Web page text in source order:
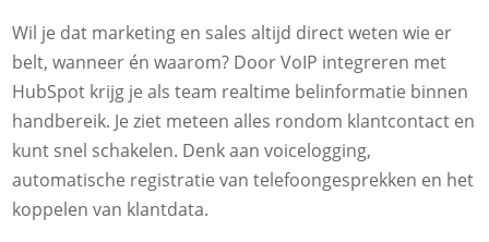
Wil je dat marketing en sales altijd direct weten wie er
belt, wanneer én waarom? Door VoIP integreren met
HubSpot krijg je als team realtime belinformatie binnen
handbereik. Je ziet meteen alles rondom klantcontact en
kunt snel schakelen. Denk aan voicelogging,
automatische registratie van telefoongesprekken en het
koppelen van klantdata.